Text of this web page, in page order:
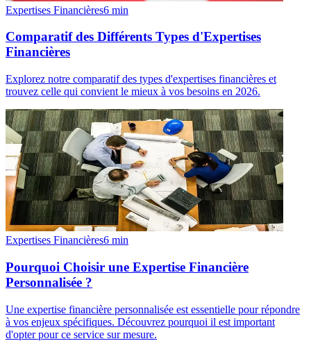
Expertises Financières6 min
Comparatif des Différents Types d'Expertises
Financières
Explorez notre comparatif des types d'expertises financières et
trouvez celle qui convient le mieux à vos besoins en 2026.
Expertises Financières6 min
Pourquoi Choisir une Expertise Financière
Personnalisée ?
Une expertise financière personnalisée est essentielle pour répondre
à vos enjeux spécifiques. Découvrez pourquoi il est important
d'opter pour ce service sur mesure.